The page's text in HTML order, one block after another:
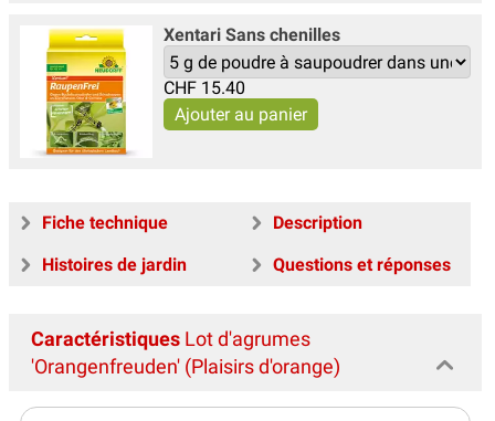
Xentari Sans chenilles
CHF 15.40
Fiche technique
Description
Histoires de jardin
Questions et réponses
Caractéristiques Lot d'agrumes
'Orangenfreuden' (Plaisirs d'orange)